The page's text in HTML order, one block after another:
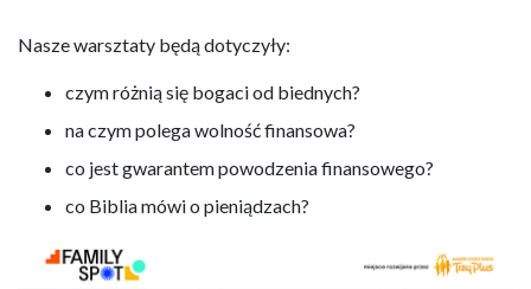
Nasze warsztaty będą dotyczyły:
czym różnią się bogaci od biednych?
na czym polega wolność finansowa?
co jest gwarantem powodzenia finansowego?
co Biblia mówi o pieniądzach?